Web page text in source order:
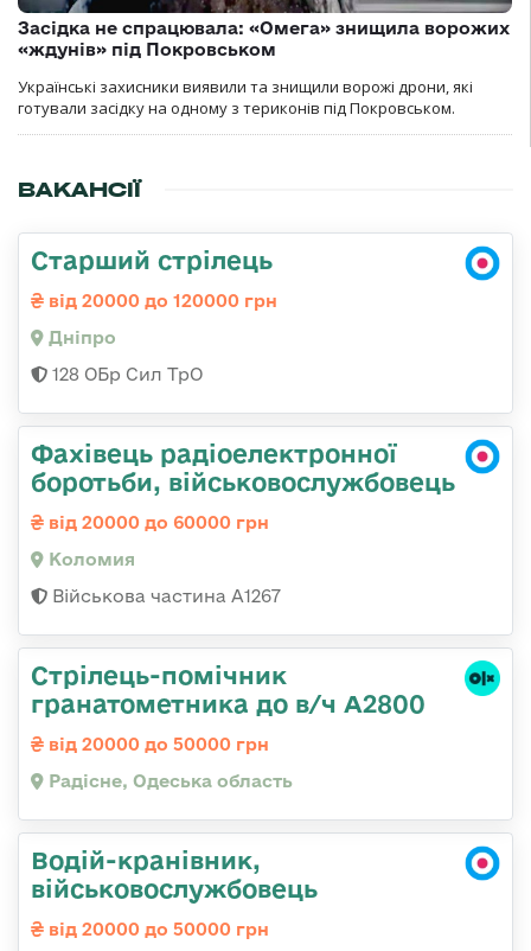
Засідка не спрацювала: «Омега» знищила ворожих
«ждунів» під Покровськом
Українські захисники виявили та знищили ворожі дрони, які
готували засідку на одному з териконів під Покровськом.
ВАКАНСІЇ
Старший стрілець
від 20000 до 120000 грн
Дніпро
128 ОБр Сил ТрО
Фахівець радіоелектронної
боротьби, військовослужбовець
від 20000 до 60000 грн
Коломия
Військова частина А1267
Стрілець-помічник
гранатометника до в/ч А2800
від 20000 до 50000 грн
Радісне, Одеська область
Водій-кранівник,
військовослужбовець
від 20000 до 50000 грн